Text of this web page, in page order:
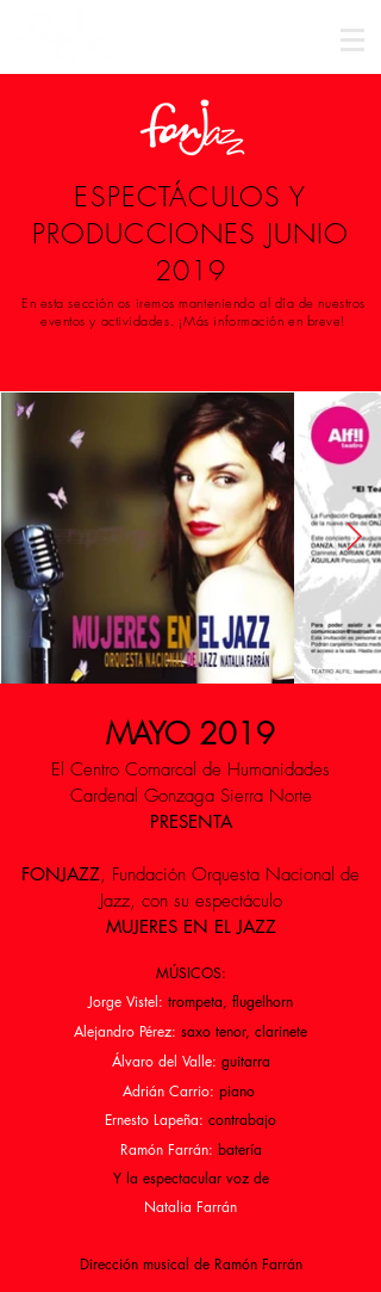
ESPECTÁCULOS Y
PRODUCCIONES JUNIO
2019
En esta sección os iremos manteniendo al día de nuestros
eventos y actividades. ¡Más información en breve!
MAYO 2019
El Centro Comarcal de Humanidades
Cardenal Gonzaga Sierra Norte
PRESENTA
FONJAZZ, Fundación Orquesta Nacional de
Jazz, con su espectáculo
MUJERES EN EL JAZZ
MÚSICOS:
Jorge Vistel: trompeta, flugelhorn
Alejandro Pérez: saxo tenor, clarinete
Álvaro del Valle: guitarra
Adrián Carrio: piano
Ernesto Lapeña: contrabajo
Ramón Farrán: batería
Y la espectacular voz de
Natalia Farrán
Dirección musical de Ramón Farrán